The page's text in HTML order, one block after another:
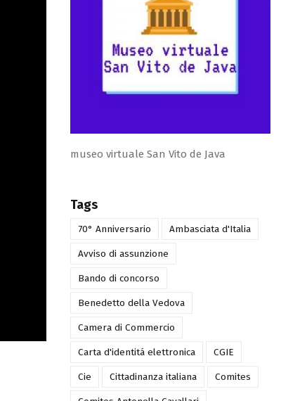
museo virtuale San Vito de Java
Tags
70° Anniversario Ambasciata d'Italia
Avviso di assunzione
Bando di concorso
Benedetto della Vedova
Camera di Commercio
Carta d'identitá elettronica CGIE
Cie Cittadinanza italiana Comites